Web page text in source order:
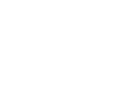
vertical slats
between